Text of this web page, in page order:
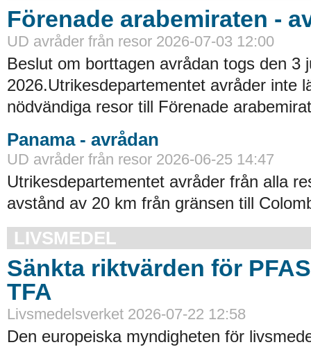
Förenade arabemiraten -
UD avråder från resor 2026-07-03 12:00
Beslut om borttagen avrådan togs den 3
2026.Utrikesdepartementet avråder inte
nödvändiga resor till Förenade
Panama - avrådan
UD avråder från resor 2026-06-25 14:47
Utrikesdepartementet avråder från alla
avstånd av 20 km från gränsen till
LIVSMEDEL
Sänkta riktvärden för
TFA
Livsmedelsverket 2026-07-22 12:58
Den europeiska myndigheten för